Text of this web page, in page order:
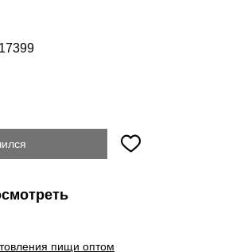
пищи оптом